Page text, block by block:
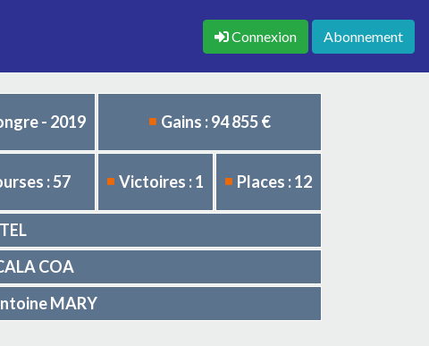
Connexion Abonnement
- 2019 Gains : 94 855 €
: 57 Victoires : 1 Places : 12
COA
MARY